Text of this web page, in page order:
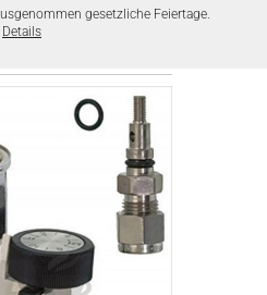
gesetzliche Feiertage.
Details